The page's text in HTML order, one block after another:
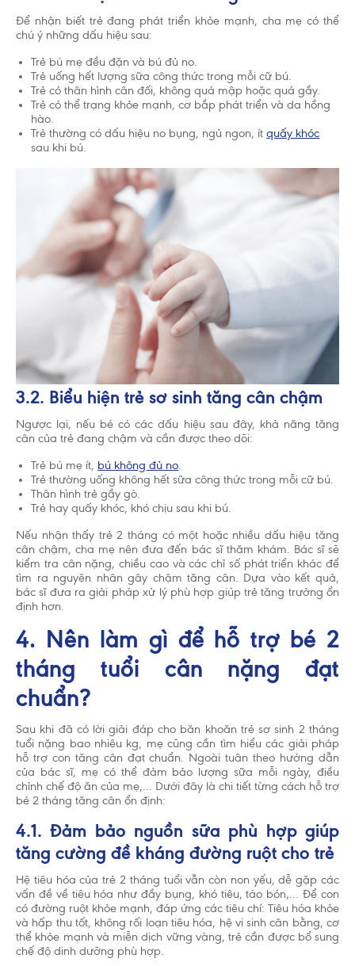
Để nhận biết trẻ đang phát triển khỏe mạnh, cha mẹ có thể
chú ý những dấu hiệu sau:
Trẻ bú mẹ đều đặn và bú đủ no.
Trẻ uống hết lượng sữa công thức trong mỗi cữ bú.
Trẻ có thân hình cân đối, không quá mập hoặc quá gầy.
Trẻ có thể trạng khỏe mạnh, cơ bắp phát triển và da hồng
hào.
Trẻ thường có dấu hiệu no bụng, ngủ ngon, ítquấy khóc
sau khi bú.
3.2. Biểu hiện trẻ sơ sinh tăng cân chậm
Ngược lại, nếu bé có các dấu hiệu sau đây, khả năng tăng
cân của trẻ đang chậm và cần được theo dõi:
Trẻ bú mẹ ít, bú không đủ no.
Trẻ thường uống không hết sữa công thức trong mỗi cữ bú.
Thân hình trẻ gầy gò.
Trẻ hay quấy khóc, khó chịu sau khi bú.
Nếu nhận thấy trẻ 2 tháng có một hoặc nhiều dấu hiệu tăng
cân chậm, cha mẹ nên đưa đến bác sĩ thăm khám. Bác sĩ sẽ
kiểm tra cân nặng, chiều cao và các chỉ số phát triển khác để
tìm ra nguyên nhân gây chậm tăng cân. Dựa vào kết quả,
bác sĩ đưa ra giải pháp xử lý phù hợp giúp trẻ tăng trưởng ổn
định hơn.
4. Nên làm gì để hỗ trợ bé 2
tháng tuổi cân nặng đạt
chuẩn?
Sau khi đã có lời giải đáp cho băn khoăn trẻ sơ sinh 2 tháng
tuổi nặng bao nhiêu kg, mẹ cũng cần tìm hiểu các giải pháp
hỗ trợ con tăng cân đạt chuẩn. Ngoài tuân theo hướng dẫn
của bác sĩ, mẹ có thể đảm bảo lượng sữa mỗi ngày, điều
chỉnh chế độ ăn của mẹ,... Dưới đây là chi tiết từng cách hỗ trợ
bé 2 tháng tăng cân ổn định:
4.1. Đảm bảo nguồn sữa phù hợp giúp
tăng cường đề kháng đường ruột cho trẻ
Hệ tiêu hóa của trẻ 2 tháng tuổi vẫn còn non yếu, dễ gặp các
vấn đề về tiêu hóa như đầy bụng, khó tiêu, táo bón,... Để con
có đường ruột khỏe mạnh, đáp ứng các tiêu chí: Tiêu hóa khỏe
và hấp thu tốt, không rối loạn tiêu hóa, hệ vi sinh cân bằng, cơ
thể khỏe mạnh và miễn dịch vững vàng, trẻ cần được bổ sung
chế độ dinh dưỡng phù hợp.